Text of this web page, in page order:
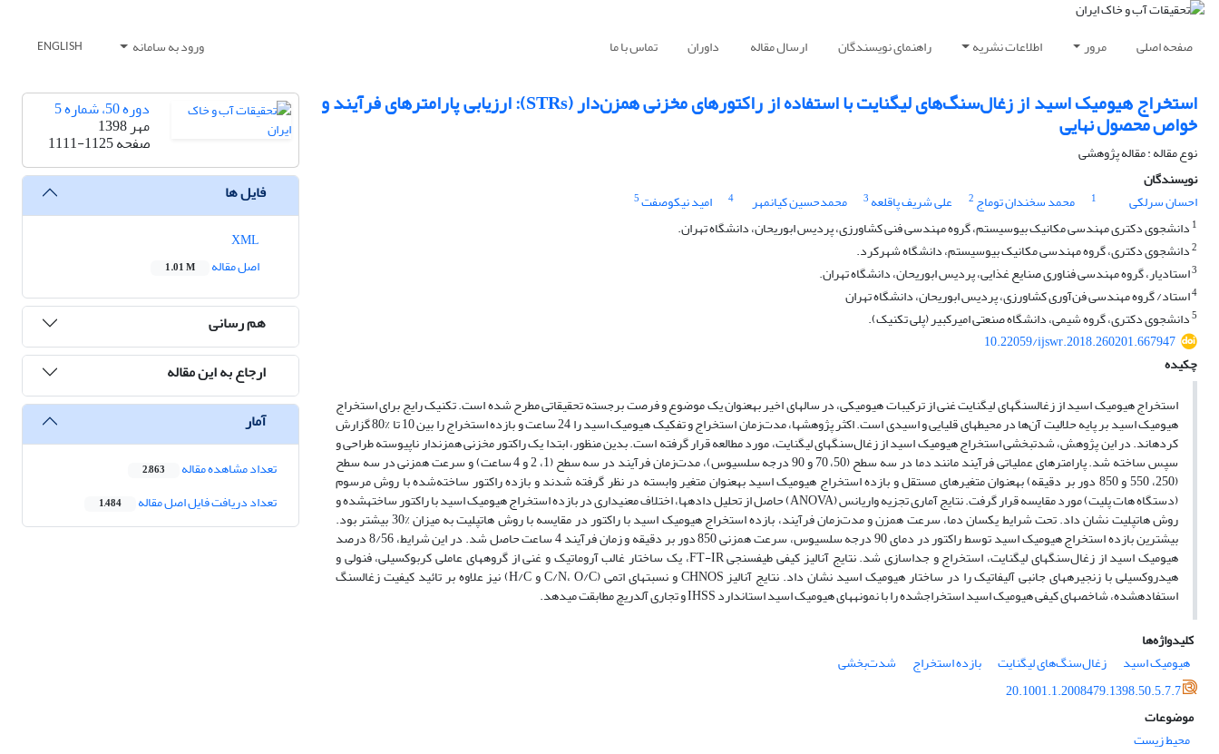
صفحه اصلی مرور اطلاعات نشریه راهنمای نویسندگان ارسال مقاله داوران تماس با ما ورود به سامانه ENGLISH
استخراج هیومیک اسید از زغال‌سنگ‌‌های لیگنایت با استفاده از راکتورهای مخزنی همزن‌دار (STRs): ارزیابی پارامترهای فرآیند و
خواص محصول نهایی
نوع مقاله : مقاله پژوهشی
نویسندگان
احسان سرلکی
1 محمد سخندان توماج 2 علی شریف پاقلعه 3 محمدحسین کیانمهر 4 امید نیکوصفت5
1 دانشجوی دکتری مهندسی مکانیک بیوسیستم، گروه مهندسی فنی کشاورزی، پردیس ابوریحان، دانشگاه تهران.
2دانشجوی دکتری، گروه مهندسی مکانیک بیوسیستم، دانشگاه شهرکرد.
3استادیار، گروه مهندسی فناوری صنایع غذایی، پردیس ابوریحان، دانشگاه تهران.
4استاد/ گروه مهندسی فن‌آوری کشاورزی، پردیس ابوریحان، دانشگاه تهران
5دانشجوی دکتری، گروه شیمی، دانشگاه صنعتی امیرکبیر (پلی تکنیک).
10.22059/ijswr.2018.260201.667947
چکیده
استخراج هیومیک اسید از زغال­سنگ­های لیگنایت غنی از ترکیبات هیومیکی، در سال­های اخیر به­عنوان یک موضوع و فرصت برجسته تحقیقاتی مطرح شده است. تکنیک رایج برای استخراج
هیومیک اسید بر پایه‌ حلالیت آن‌ها در محیط­های قلیایی و اسیدی است. اکثر پژوهش­ها، مدت‌زمان استخراج و تفکیک­ هیومیک اسید را 24 ساعت و بازده استخراج را بین 10 تا %80 گزارش
کرده­اند. در این پژوهش، شدت­بخشی استخراج هیومیک اسید از زغال‌سنگ­های لیگنایت، مورد مطالعه قرار گرفته است. بدین منظور، ابتدا یک راکتور مخزنی همزن­دار ناپیوسته طراحی و
سپس ساخته شد. پارامترهای عملیاتی فرآیند مانند دما در سه سطح (50، 70 و 90 درجه سلسیوس)، مدت‌زمان فرآیند در سه سطح (1، 2 و 4 ساعت) و سرعت همزنی در سه سطح
(250، 550 و 850 دور بر دقیقه) به­عنوان متغیرهای مستقل و بازده استخراج هیومیک اسید به­عنوان متغیر وابسته در نظر گرفته شدند و بازده راکتور ساخته‌شده با روش مرسوم
(دستگاه هات پلیت) مورد مقایسه قرار گرفت. نتایج آماری تجزیه واریانس (ANOVA) حاصل از تحلیل داده­ها، اختلاف معنی­داری در بازده استخراج هیومیک اسید با راکتور ساخته­شده و
روش‌ هات­پلیت نشان داد. تحت شرایط یکسان دما، سرعت همزن و مدت‌زمان فرآیند، بازده استخراج هیومیک اسید با راکتور در مقایسه با روش هات­پلیت به میزان %30 بیشتر بود.
بیشترین بازده استخراج هیومیک اسید توسط راکتور در دمای 90 درجه سلسیوس، سرعت همزنی 850 دور بر دقیقه و زمان فرآیند 4 ساعت حاصل شد. در این شرایط، 8/56 درصد
هیومیک اسید از زغال‌سنگ­های لیگنایت، استخراج و جداسازی شد. نتایج آنالیز کیفی طیف­سنجی FT-IR، یک ساختار غالب آروماتیک و غنی از گروه­های عاملی کربوکسیلی، فنولی و
هیدروکسیلی با زنجیره­های جانبی آلیفاتیک را در ساختار هیومیک اسید نشان داد. نتایج آنالیز CHNOS و نسبت­های اتمی (C/N، O/C و H/C) نیز علاوه بر تائید کیفیت زغال­سنگ
استفاده­شده، شاخص­های کیفی هیومیک اسید استخراج­شده را با نمونه­­­های هیومیک اسید استاندارد IHSS و تجاری آلدریچ مطابقت می­دهد.
کلیدواژه‌ها
هیومیک اسید
زغال‌سنگ‌های لیگنایت بازده استخراج
شدت‌بخشی
20.1001.1.2008479.1398.50.5.7.7
موضوعات
محیط زیست
دوره 50، شماره 5
مهر 1398
صفحه1111-1125
فایل ها
اصل مقاله
1.01 M
هم رسانی
ارجاع به این مقاله
آمار
تعداد مشاهده مقاله 2,863
تعداد دریافت فایل اصل مقاله 1,484